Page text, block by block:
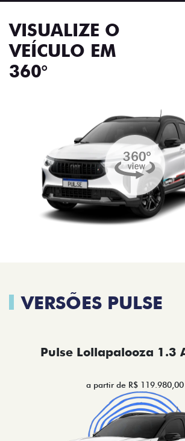
VISUALIZE O
VEÍCULO EM
360°
VERSÕES PULSE
Pulse Lollapalooza 1.3
a partir de R$ 119.980,00